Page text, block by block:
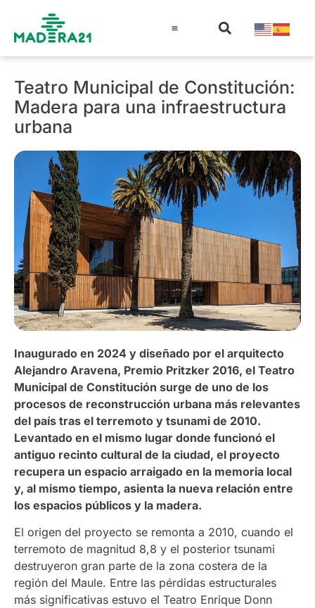
Teatro Municipal de Constitución:
Madera para una infraestructura
urbana
Inaugurado en 2024 y diseñado por el arquitecto
Alejandro Aravena, Premio Pritzker 2016, el Teatro
Municipal de Constitución surge de uno de los
procesos de reconstrucción urbana más relevantes
del país tras el terremoto y tsunami de 2010.
Levantado en el mismo lugar donde funcionó el
antiguo recinto cultural de la ciudad, el proyecto
recupera un espacio arraigado en la memoria local
y, al mismo tiempo, asienta la nueva relación entre
los espacios públicos y la madera.
El origen del proyecto se remonta a 2010, cuando el
terremoto de magnitud 8,8 y el posterior tsunami
destruyeron gran parte de la zona costera de la
región del Maule. Entre las pérdidas estructurales
más significativas estuvo el Teatro Enrique Donn